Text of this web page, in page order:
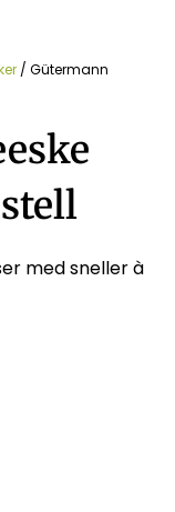
/ Gütermann
med sneller à